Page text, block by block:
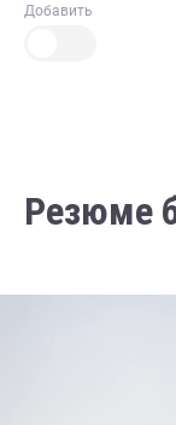
Добавить
Резюме